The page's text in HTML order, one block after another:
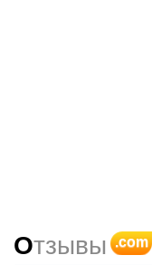
Отзывы .com